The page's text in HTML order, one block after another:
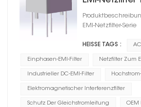
EMI-Netzfilter-Serie
HEISSE TAGS :
Einphasen-EMI-Filter Netzfilter Zum
Industrieller DC-EMI-Filter
Elektromagnetischer Interferenzfilter
Schutz Der Gleichstromleitung OEM